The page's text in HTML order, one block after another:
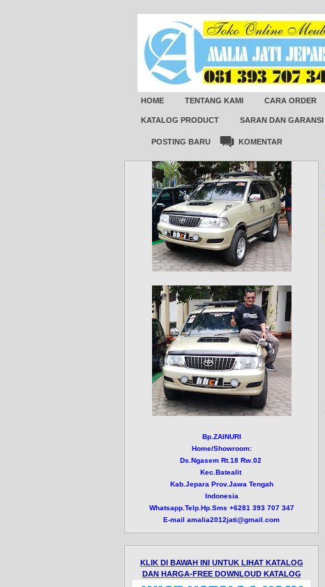
HOME TENTANG KAMI CARA ORDER
KATALOG PRODUCT SARAN DAN GARANSI
POSTING BARU KOMENTAR
Bp.ZAINURI
Home/Showroom:
Ds.Ngasem Rt.18 Rw.02
Kec.Batealit
Kab.Jepara Prov.Jawa Tengah
Indonesia
Whatsapp.Telp.Hp.Sms +6281 393 707 347
E-mail amalia2012jati@gmail.com
KLIK DI BAWAH INI UNTUK LIHAT KATALOG
DAN HARGA-FREE DOWNLOUD KATALOG